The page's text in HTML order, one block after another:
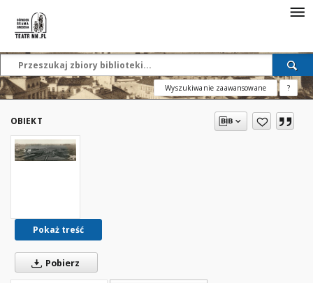
Wyszukiwanie zaawansowane ?
OBIEKT
Pokaż treść
Pobierz